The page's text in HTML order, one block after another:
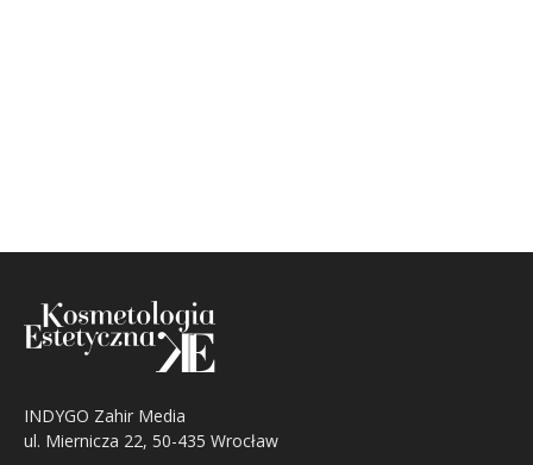
INDYGO Zahir Media
ul. Miernicza 22, 50-435 Wrocław